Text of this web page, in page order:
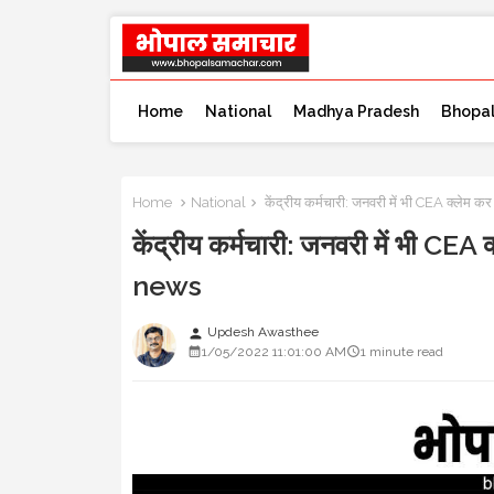
Home National Madhya Pradesh Bhopal
Home National केंद्रीय कर्मचारी: जनवरी में भी CEA
केंद्रीय कर्मचारी: जनवरी में भी
news
person Updesh Awasthee
1/05/2022 11:01:00 AM
1 minute read